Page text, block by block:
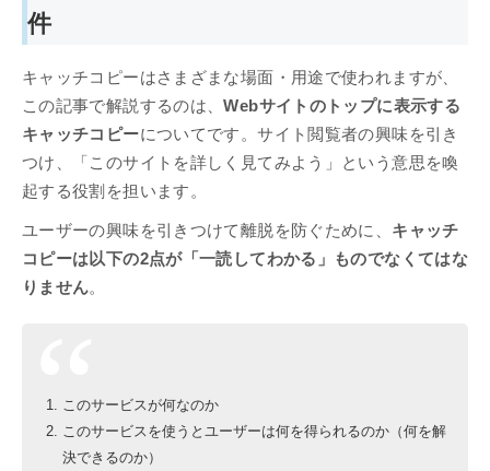
件
キャッチコピーはさまざまな場面・用途で使われますが、
この記事で解説するのは、Webサイトのトップに表示する
キャッチコピーについてです。サイト閲覧者の興味を引き
つけ、「このサイトを詳しく見てみよう」という意思を喚
起する役割を担います。
ユーザーの興味を引きつけて離脱を防ぐために、 キャッチ
コピーは以下の2点が「一読してわかる」ものでなくてはな
りません。
このサービスが何なのか
このサービスを使うとユーザーは何を得られるのか（何を解
決できるのか）